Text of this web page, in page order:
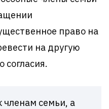
право на
на другую
согласия.
членам семьи, а